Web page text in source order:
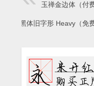
玉禅金边体（付
思源黑体旧字形 Heavy（